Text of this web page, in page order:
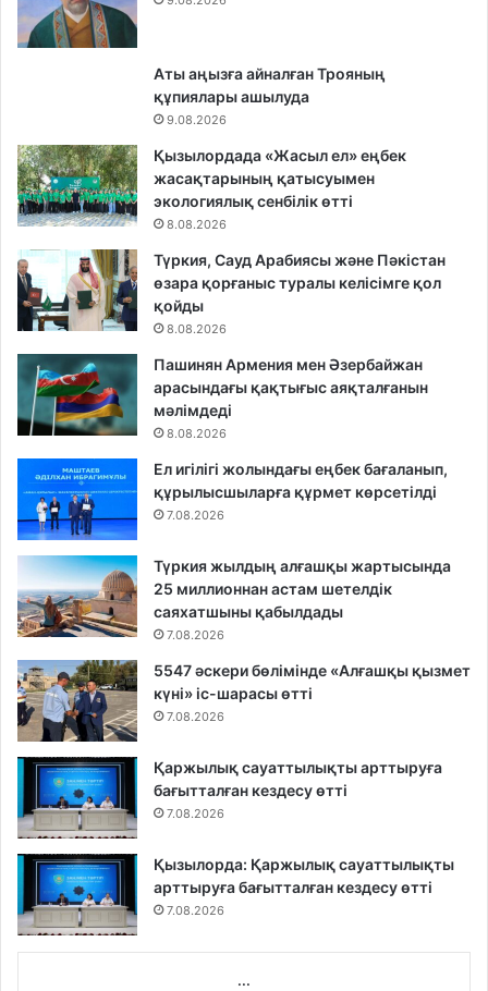
Аты аңызға айналған Трояның
құпиялары ашылуда
9.08.2026
Қызылордада «Жасыл ел» еңбек
жасақтарының қатысуымен
экологиялық сенбілік өтті
8.08.2026
Түркия, Сауд Арабиясы және Пәкістан
өзара қорғаныс туралы келісімге қол
қойды
8.08.2026
Пашинян Армения мен Әзербайжан
арасындағы қақтығыс аяқталғанын
мәлімдеді
8.08.2026
Ел игілігі жолындағы еңбек бағаланып,
құрылысшыларға құрмет көрсетілді
7.08.2026
Түркия жылдың алғашқы жартысында
25 миллионнан астам шетелдік
саяхатшыны қабылдады
7.08.2026
5547 әскери бөлімінде «Алғашқы қызмет
күні» іс-шарасы өтті
7.08.2026
Қаржылық сауаттылықты арттыруға
бағытталған кездесу өтті
7.08.2026
Қызылорда: Қаржылық сауаттылықты
арттыруға бағытталған кездесу өтті
7.08.2026
...